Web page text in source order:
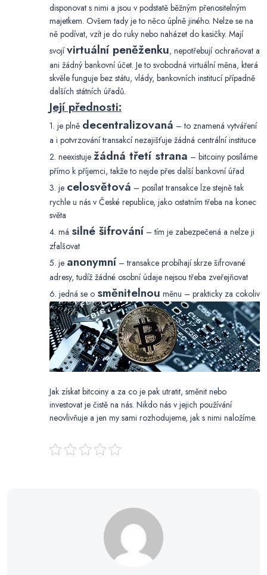
disponovat s nimi a jsou v podstatě běžným přenositelným
majetkem. Ovšem tady je to něco úplně jiného. Nelze se na
ně podívat, vzít je do ruky nebo naházet do kasičky. Mají
svojívirtuální peněženku, nepotřebují ochraňovat a
ani žádný bankovní účet. Je to svobodná virtuální měna, která
skvěle funguje bez státu, vlády, bankovních institucí případně
dalších státních úřadů.
Její přednosti:
1. je plně decentralizovaná – to znamená vytváření
a i potvrzování transakcí nezajišťuje žádná centrální instituce
2. neexistuje žádná třetí strana – bitcoiny posíláme
přímo k příjemci, takže to nejde přes další bankovní úřad
3. je celosvětová – posílat transakce lze stejně tak
rychle u nás v České republice, jako ostatním třeba na konec
světa
4. má silné šifrování – tím je zabezpečená a nelze ji
zfalšovat
5. je anonymní – transakce probíhají skrze šifrované
adresy, tudíž žádné osobní údaje nejsou třeba zveřejňovat
6. jedná se o směnitelnou měnu – prakticky za cokoliv
Jak získat bitcoiny a za co je pak utratit, směnit nebo
investovat je čistě na nás. Nikdo nás v jejich používání
neovlivňuje a jen my sami rozhodujeme, jak s nimi naložíme.